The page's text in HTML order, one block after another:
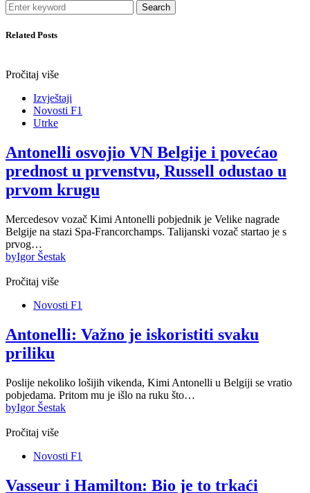
Search
Related Posts
Pročitaj više
Izvještaji
Novosti F1
Utrke
Antonelli osvojio VN Belgije i povećao
prednost u prvenstvu, Russell odustao u
prvom krugu
Mercedesov vozač Kimi Antonelli pobjednik je Velike nagrade
Belgije na stazi Spa-Francorchamps. Talijanski vozač startao je s
prvog…
byIgor Šestak
Pročitaj više
Novosti F1
Antonelli: Važno je iskoristiti svaku
priliku
Poslije nekoliko lošijih vikenda, Kimi Antonelli u Belgiji se vratio
pobjedama. Pritom mu je išlo na ruku što…
byIgor Šestak
Pročitaj više
Novosti F1
Vasseur i Hamilton: Bio je to trkaći